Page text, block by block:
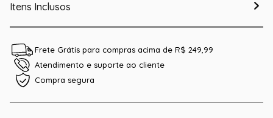
Itens Inclusos
Frete Grátis para compras acima de R$ 249,99
Atendimento e suporte ao cliente
Compra segura